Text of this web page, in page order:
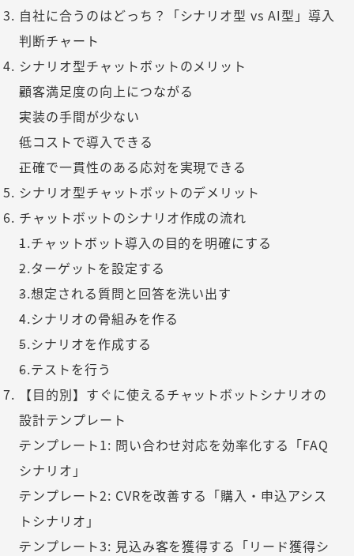
自社に合うのはどっち？「シナリオ型 vs AI型」導入
判断チャート
シナリオ型チャットボットのメリット
顧客満足度の向上につながる
実装の手間が少ない
低コストで導入できる
正確で一貫性のある応対を実現できる
シナリオ型チャットボットのデメリット
チャットボットのシナリオ作成の流れ
1.チャットボット導入の目的を明確にする
2.ターゲットを設定する
3.想定される質問と回答を洗い出す
4.シナリオの骨組みを作る
5.シナリオを作成する
6.テストを行う
【目的別】すぐに使えるチャットボットシナリオの
設計テンプレート
テンプレート1: 問い合わせ対応を効率化する「FAQ
シナリオ」
テンプレート2: CVRを改善する「購入・申込アシス
トシナリオ」
テンプレート3: 見込み客を獲得する「リード獲得シ